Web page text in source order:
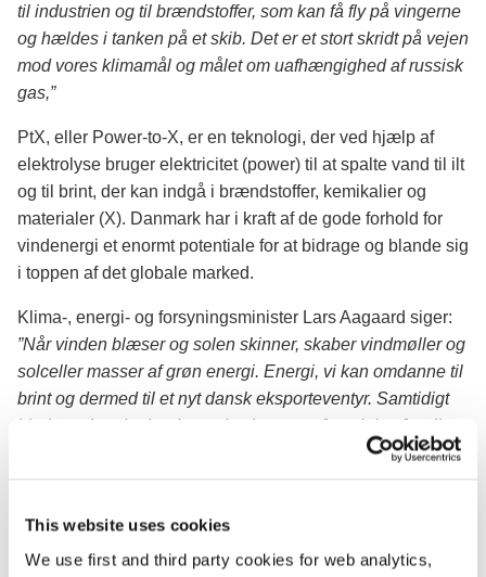
This website uses cookies
We use first and third party cookies for web analytics,
til industrien og til brændstoffer, som kan få fly på vingerne
og hældes i tanken på et skib. Det er et stort skridt på vejen
mod vores klimamål og målet om uafhængighed af russisk
gas,”
PtX, eller Power-to-X, er en teknologi, der ved hjælp af
elektrolyse bruger elektricitet (power) til at spalte vand til ilt
og til brint, der kan indgå i brændstoffer, kemikalier og
materialer (X). Danmark har i kraft af de gode forhold for
vindenergi et enormt potentiale for at bidrage og blande sig
i toppen af det globale marked.
Klima-, energi- og forsyningsminister Lars Aagaard siger:
”Når vinden blæser og solen skinner, skaber vindmøller og
solceller masser af grøn energi. Energi, vi kan omdanne til
brint og dermed til et nyt dansk eksporteventyr. Samtidigt
hjælper vi andre lande med at komme af med den fossile
energi. Chancen for en global effekt af den danske indsats
Milepæle for dansk brintproduktion